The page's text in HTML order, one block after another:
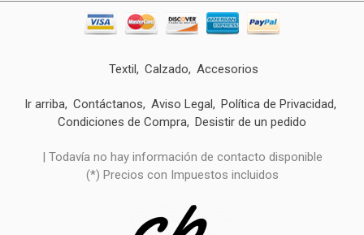
Textil Calzado Accesorios
Ir arriba Contáctanos Aviso Legal
Política de Privacidad
Condiciones de Compra Desistir de un pedido
| Todavía no hay información de contacto disponible
(*) Precios con Impuestos incluidos